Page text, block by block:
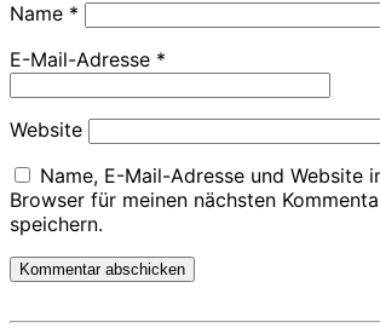
Name *
E-Mail-Adresse *
Website
Name, E-Mail-Adresse und Website
Browser für meinen nächsten
speichern.